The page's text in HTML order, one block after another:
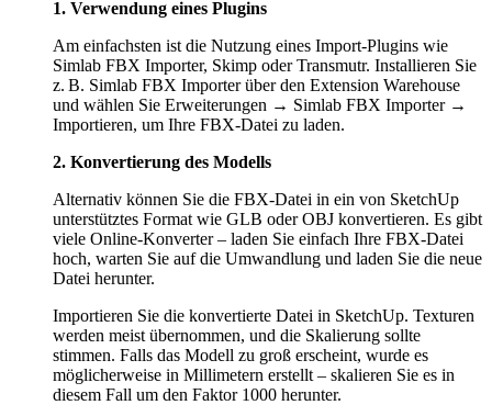
1. Verwendung eines Plugins
Am einfachsten ist die Nutzung eines Import-Plugins wie
Simlab FBX Importer, Skimp oder Transmutr. Installieren Sie
z. B. Simlab FBX Importer über den Extension Warehouse
und wählen Sie Erweiterungen → Simlab FBX Importer →
Importieren, um Ihre FBX-Datei zu laden.
2. Konvertierung des Modells
Alternativ können Sie die FBX-Datei in ein von SketchUp
unterstütztes Format wie GLB oder OBJ konvertieren. Es gibt
viele Online-Konverter – laden Sie einfach Ihre FBX-Datei
hoch, warten Sie auf die Umwandlung und laden Sie die neue
Datei herunter.
Importieren Sie die konvertierte Datei in SketchUp. Texturen
werden meist übernommen, und die Skalierung sollte
stimmen. Falls das Modell zu groß erscheint, wurde es
möglicherweise in Millimetern erstellt – skalieren Sie es in
diesem Fall um den Faktor 1000 herunter.